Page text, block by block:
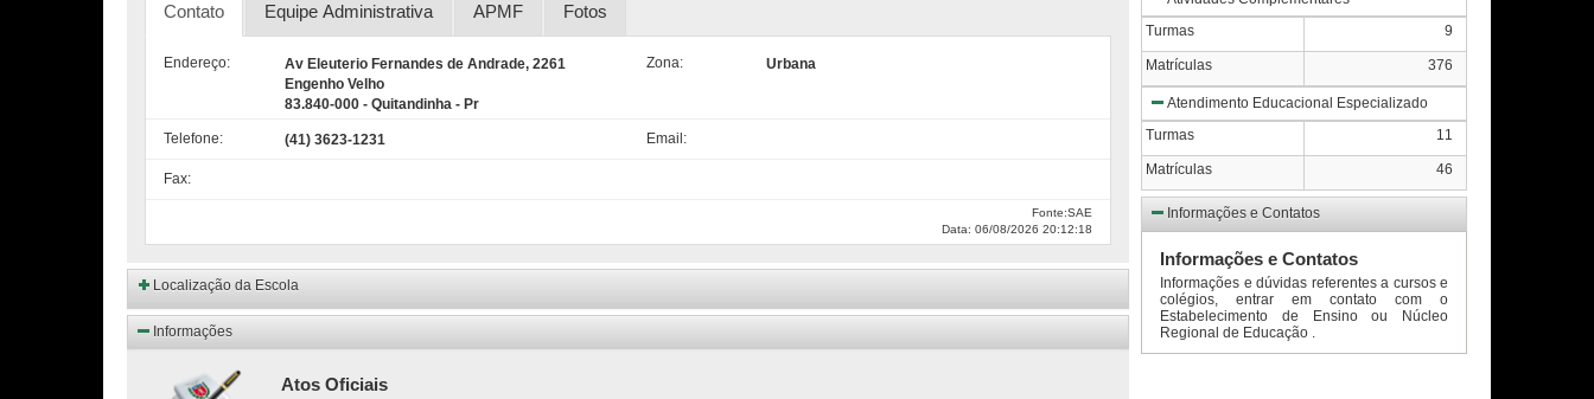
Contato Equipe Administrativa APMF Fotos
Endereço:
Av Eleuterio Fernandes de Andrade, 2261
Engenho Velho
83.840-000 - Quitandinha - Pr
Zona: Urbana
Telefone: (41) 3623-1231 Email:
Fax:
Fonte:SAE
Data: 06/08/2026 20:12:18
Localização da Escola
Informações
Atos Oficiais
Turmas
9
Matrículas 376
Atendimento Educacional Especializado
Turmas
11
Matrículas 46
Informações e Contatos
Informações e Contatos
Informações e dúvidas referentes a cursos e
colégios, entrar em contato com o
Estabelecimento de Ensino ou Núcleo
Regional de Educação .